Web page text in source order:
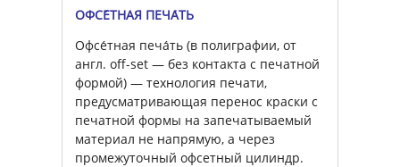
ОФСЕ́ТНАЯ ПЕЧА́ТЬ
Офсе́тная печа́ть (в полиграфии, от
англ. off-set — без контакта с печатной
формой) — технология печати,
предусматривающая перенос краски с
печатной формы на запечатываемый
материал не напрямую, а через
промежуточный офсетный цилиндр.